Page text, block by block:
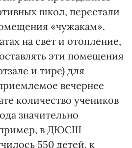
школ, перестали
«чужакам».
на свет и отопление,
эти помещения
и тире) для
вечернее
количество учеников
значительно
в ДЮСШ
550 детей, к